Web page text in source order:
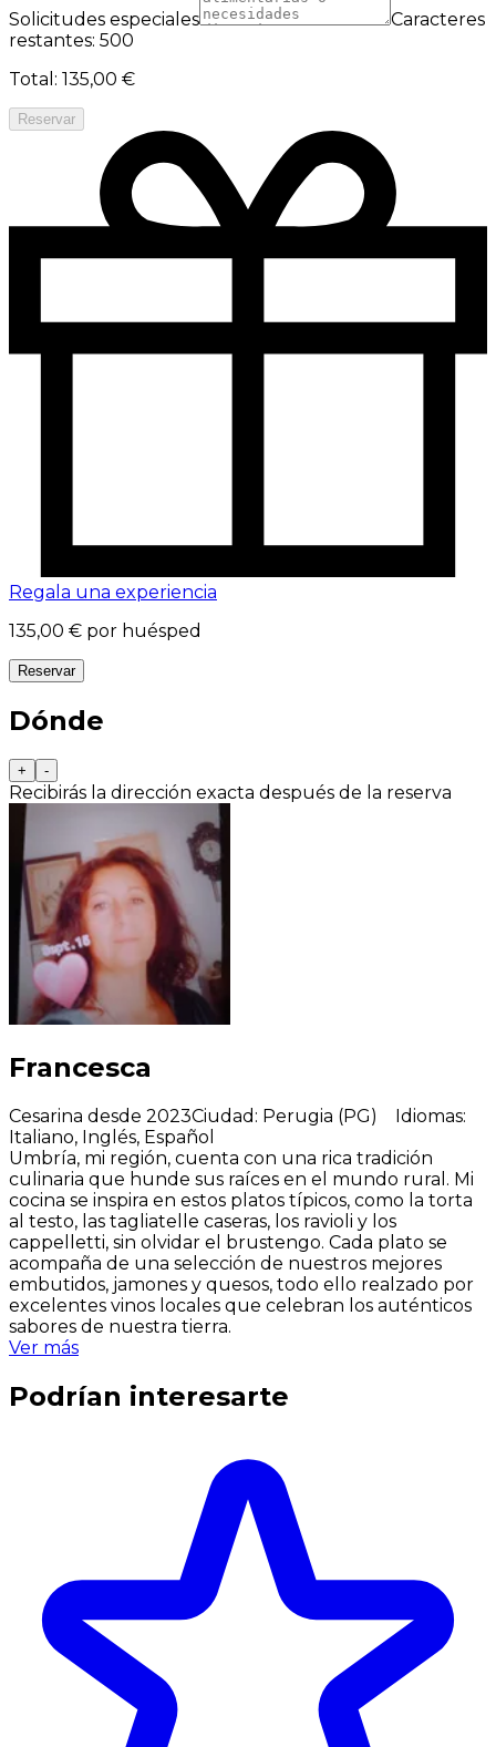
Solicitudes especiales
Caracteres
restantes: 500
Total : 135,00 €
Reservar
Regala una experiencia
135,00 € por huésped
Reservar
Dónde
+ -
Recibirás la dirección exacta después de la reserva
Francesca
Cesarina desde 2023Ciudad : Perugia (PG) Idiomas:
Italiano, Inglés, Español
Umbría, mi región, cuenta con una rica tradición
culinaria que hunde sus raíces en el mundo rural. Mi
cocina se inspira en estos platos típicos, como la torta
al testo, las tagliatelle caseras, los ravioli y los
cappelletti, sin olvidar el brustengo. Cada plato se
acompaña de una selección de nuestros mejores
embutidos, jamones y quesos, todo ello realzado por
excelentes vinos locales que celebran los auténticos
sabores de nuestra tierra.
Ver más
Podrían interesarte